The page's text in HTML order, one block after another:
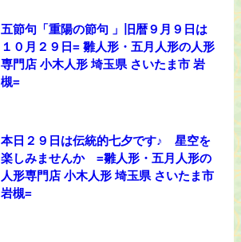
五節句「重陽の節句 」旧暦９月９日は
１０月２９日= 雛人形・五月人形の人形
専門店 小木人形 埼玉県 さいたま市 岩
槻=
本日２９日は伝統的七夕です♪ 星空を
楽しみませんか =雛人形・五月人形の
人形専門店 小木人形 埼玉県 さいたま市
岩槻=